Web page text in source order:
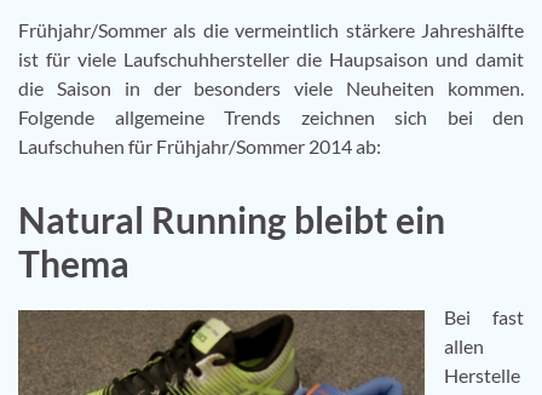
Frühjahr/Sommer als die vermeintlich stärkere Jahreshälfte
ist für viele Laufschuhhersteller die Haupsaison und damit
die Saison in der besonders viele Neuheiten kommen.
Folgende allgemeine Trends zeichnen sich bei den
Laufschuhen für Frühjahr/Sommer 2014 ab:
Natural Running bleibt ein
Thema
Bei fast
allen
Herstelle